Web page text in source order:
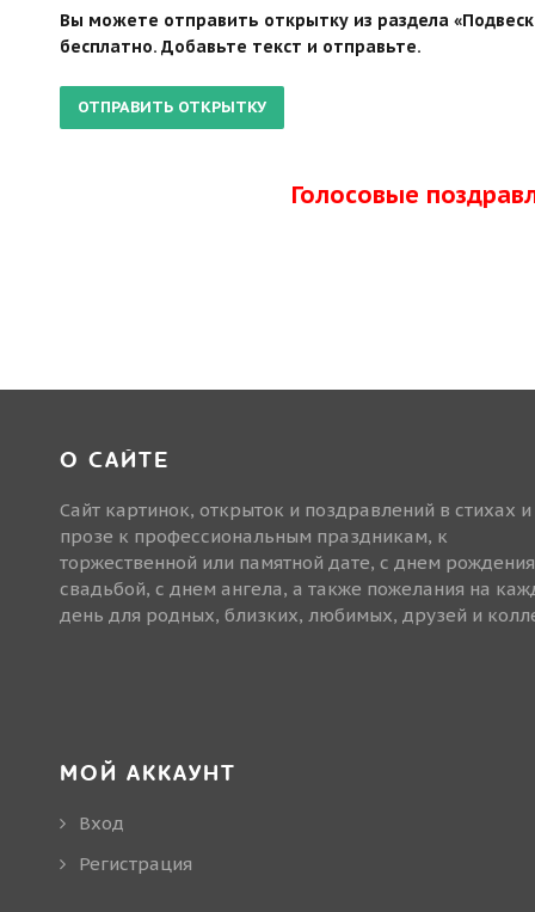
Вы можете отправить открытку из раздела
бесплатно. Добавьте текст и отправьте.
Голосовые
О САЙТЕ
Сайт картинок, открыток и поздравлений в стихах и
прозе к профессиональным праздникам, к
торжественной или памятной дате, с днем
свадьбой, с днем ангела, а также пожелания на
день для родных, близких, любимых, друзей и
МОЙ АККАУНТ
Вход
Регистрация